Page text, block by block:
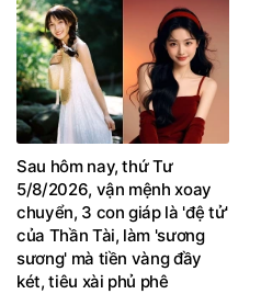
Sau hôm nay, thứ Tư
5/8/2026, vận mệnh xoay
chuyển, 3 con giáp là 'đệ tử'
của Thần Tài, làm 'sương
sương' mà tiền vàng đầy
két, tiêu xài phủ phê